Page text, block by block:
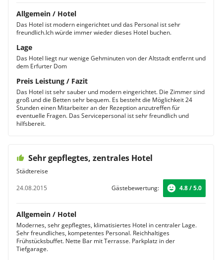
Allgemein / Hotel
Das Hotel ist modern eingerichtet und das Personal ist sehr
freundlich.Ich würde immer wieder dieses Hotel buchen.
Lage
Das Hotel liegt nur wenige Gehminuten von der Altstadt entfernt und
dem Erfurter Dom
Preis Leistung / Fazit
Das Hotel ist sehr sauber und modern eingerichtet. Die Zimmer sind
groß und die Betten sehr bequem. Es besteht die Möglichkeit 24
Stunden einen Mitarbeiter an der Rezeption anzutreffen für
eventuelle Fragen. Das Servicepersonal ist sehr freundlich und
hilfsbereit.
Sehr gepflegtes, zentrales Hotel
Städtereise
24.08.2015
Gästebewertung: 4.8 / 5.0
Allgemein / Hotel
Modernes, sehr gepflegtes, klimatisiertes Hotel in centraler Lage.
Sehr freundliches, kompetentes Personal. Reichhaltiges
Frühstücksbuffet. Nette Bar mit Terrasse. Parkplatz in der
Tiefgarage.